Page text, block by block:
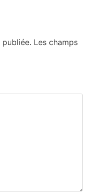
Les champs